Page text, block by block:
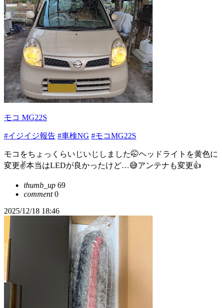
モコ MG22S
#イジイジ報告 #車検NG #モコMG22S
モコをちょっくらいじいじしました🤭ヘッドライトを黄色に
変更✌️本当はLEDが良かったけど…😅アンテナも変更👍
thumb_up 69
comment0
2025/12/18 18:46